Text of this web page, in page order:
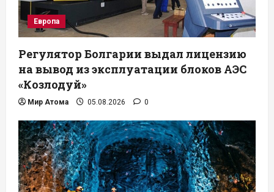
Европа
Регулятор Болгарии выдал лицензию
на вывод из эксплуатации блоков АЭС
«Козлодуй»
Мир Атома 05.08.2026 0